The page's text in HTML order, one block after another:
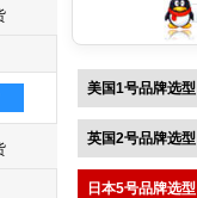
美国1号品牌选型
英国2号品牌选型
日本5号品牌选型